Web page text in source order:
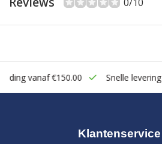
vanaf €150.00 Snelle levering
Klantenservice